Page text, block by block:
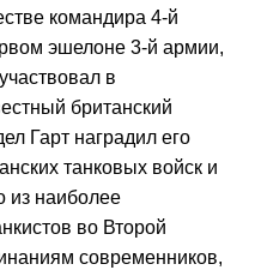
командира 4-й
эшелоне 3-й армии,
в
британский
Гарт наградил его
танковых войск и
из наиболее
во Второй
современников,